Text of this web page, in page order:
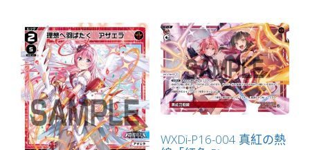
WXDi-P16-004 真紅の熱